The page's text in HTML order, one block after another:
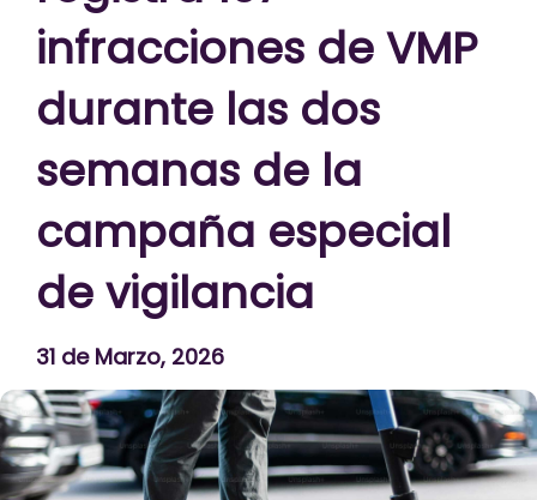
infracciones de VMP
durante las dos
semanas de la
campaña especial
de vigilancia
31 de Marzo, 2026